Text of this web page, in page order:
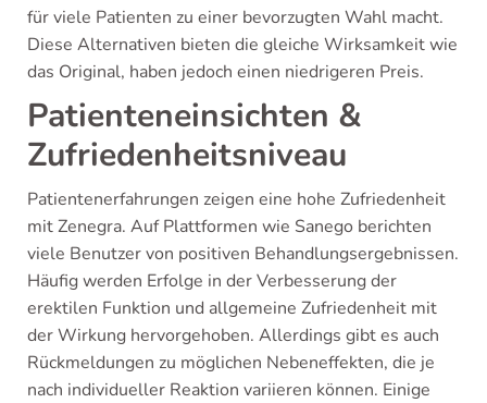
für viele Patienten zu einer bevorzugten Wahl macht.
Diese Alternativen bieten die gleiche Wirksamkeit wie
das Original, haben jedoch einen niedrigeren Preis.
Patienteneinsichten &
Zufriedenheitsniveau
Patientenerfahrungen zeigen eine hohe Zufriedenheit
mit Zenegra. Auf Plattformen wie Sanego berichten
viele Benutzer von positiven Behandlungsergebnissen.
Häufig werden Erfolge in der Verbesserung der
erektilen Funktion und allgemeine Zufriedenheit mit
der Wirkung hervorgehoben. Allerdings gibt es auch
Rückmeldungen zu möglichen Nebeneffekten, die je
nach individueller Reaktion variieren können. Einige